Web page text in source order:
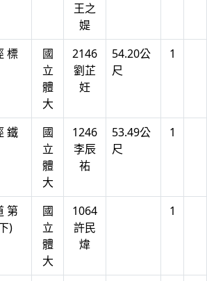
王之
媞
標
國
立
體
大
2146
劉芷
妊
54.20公
尺
1
鐵
國
立
體
大
1246
李辰
祐
53.49公
尺
1
第
)
國
立
體
大
1064
許民
煒
1